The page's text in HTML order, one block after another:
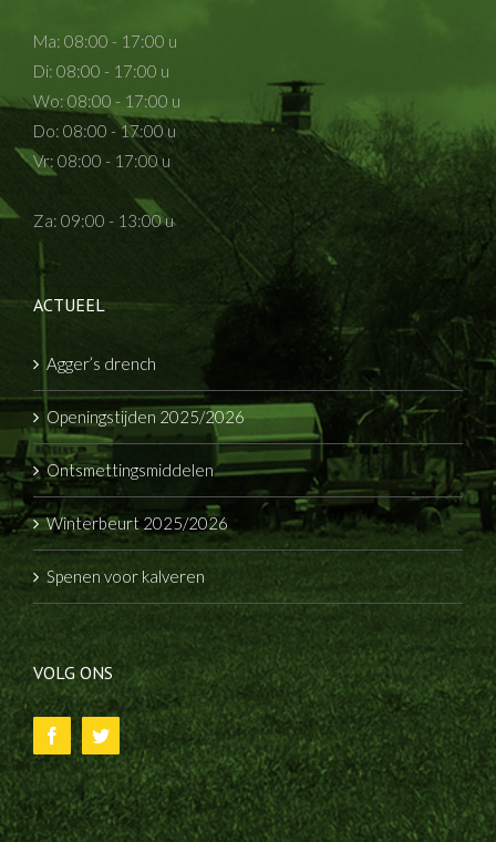
Ma: 08:00 - 17:00 u
Di: 08:00 - 17:00 u
Wo: 08:00 - 17:00 u
Do: 08:00 - 17:00 u
Vr: 08:00 - 17:00 u
Za: 09:00 - 13:00 u
ACTUEEL
Agger’s drench
Openingstijden 2025/2026
Ontsmettingsmiddelen
Winterbeurt 2025/2026
Spenen voor kalveren
VOLG ONS